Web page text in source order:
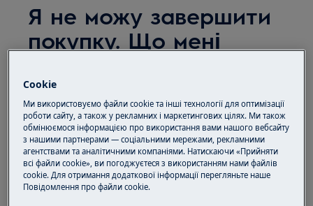
Я не можу завершити
покупку. Що мені
Проблема
Я не можу завершити покупку. Що мені
робити?
Рішення
Cookie
Ми використовуємо файли cookie та інші технології для оптимізації
роботи сайту, а також у рекламних і маркетингових цілях. Ми також
обмінюємося інформацією про використання вами нашого вебсайту
з нашими партнерами — соціальними мережами, рекламними
агентствами та аналітичними компаніями. Натискаючи «Прийняти
всі файли cookie», ви погоджуєтеся з використанням нами файлів
cookie. Для отримання додаткової інформації перегляньте наше
Пoвідомлення прo файли cookie.